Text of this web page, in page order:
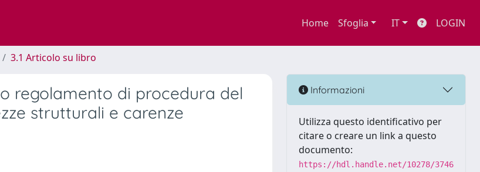
Home Sfoglia IT LOGIN
3.1 Articolo su libro
regolamento di procedura del
strutturali e carenze
Informazioni
Utilizza questo identificativo per
citare o creare un link a questo
documento:
https://hdl.handle.net/10278/3746